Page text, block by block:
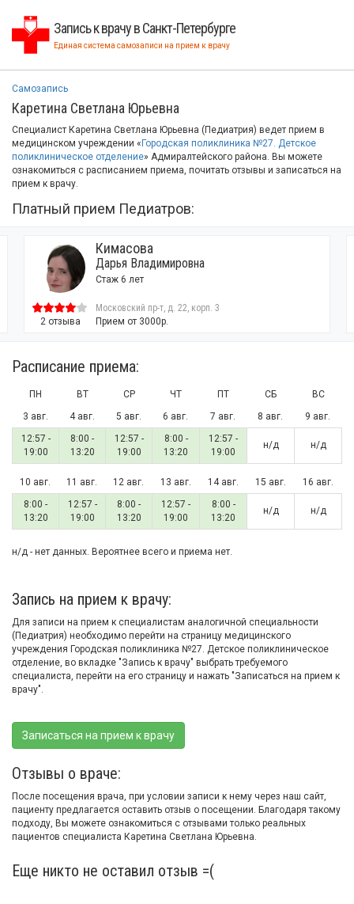
Запись к врачу в Санкт-Петербурге
Единая система самозаписи на прием к врачу
Самозапись
Каретина Светлана Юрьевна
Специалист Каретина Светлана Юрьевна (Педиатрия) ведет прием в
медицинском учреждении « Городская поликлиника №27. Детское
поликлиническое отделение» Адмиралтейского района. Вы можете
ознакомиться с расписанием приема, почитать отзывы и записаться на
прием к врачу.
Платный прием Педиатров:
2 отзыва
Кимасова
Дарья Владимировна
Стаж 6 лет
Московский пр-т, д. 22, корп. 3
Прием от 3000р.
Расписание приема:
ПН ВТ СР ЧТ ПТ СБ
ВС
3 авг.
4 авг. 5 авг. 6 авг. 7 авг. 8 авг.
9 авг.
12:57 -
19:00
8:00 -
13:20
12:57 -
19:00
8:00 -
13:20
12:57 -
19:00
н/д н/д
10 авг. 11 авг. 12 авг. 13 авг. 14 авг. 15 авг.
16 авг.
8:00 -
13:20
12:57 -
19:00
8:00 -
13:20
12:57 -
19:00
8:00 -
13:20
н/д н/д
н/д - нет данных. Вероятнее всего и приема нет.
Запись на прием к врачу:
Для записи на прием к специалистам аналогичной специальности
(Педиатрия) необходимо перейти на страницу медицинского
учреждения Городская поликлиника №27. Детское поликлиническое
отделение, во вкладке "Запись к врачу" выбрать требуемого
специалиста, перейти на его страницу и нажать "Записаться на прием к
врачу".
Записаться на прием к врачу
Отзывы о враче:
После посещения врача, при условии записи к нему через наш сайт,
пациенту предлагается оставить отзыв о посещении. Благодаря такому
подходу, Вы можете ознакомиться с отзывами только реальных
пациентов специалиста Каретина Светлана Юрьевна.
Еще никто не оставил отзыв =(